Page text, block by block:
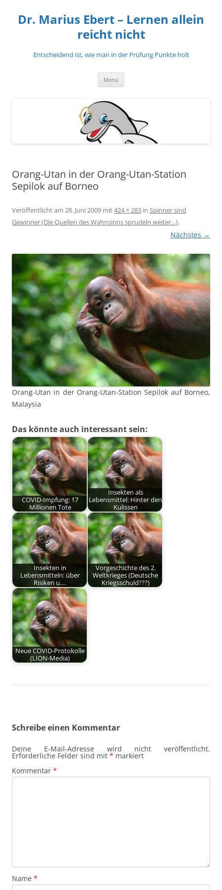
springen
Dr. Marius Ebert – Lernen allein
reicht nicht
Entscheidend ist, wie man in der Prüfung Punkte holt
Menü
Orang-Utan in der Orang-Utan-Station
Sepilok auf Borneo
Veröffentlicht am 28. Juni 2009 mit424 × 283 in Spinner sind
Gewinner (Die Quellen des Wahnsinns sprudeln weiter…).
Nächstes →
Orang-Utan in der Orang-Utan-Station Sepilok auf Borneo,
Malaysia
Das könnte auch interessant sein:
COVID-Impfung: 17
Millionen Tote
Insekten als
Lebensmittel: Hinter den
Kulissen
Insekten in
Lebensmitteln: über
Risiken u.…
Vorgeschichte des 2.
Weltkrieges (Deutsche
Kriegsschuld???)
Neue COVID-Protokolle
(LION-Media)
Schreibe einen Kommentar
Deine E-Mail-Adresse wird nicht veröffentlicht.
Erforderliche Felder sind mit * markiert
Kommentar *
Name *